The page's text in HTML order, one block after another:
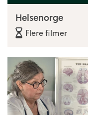
Helsenorge
Flere filmer